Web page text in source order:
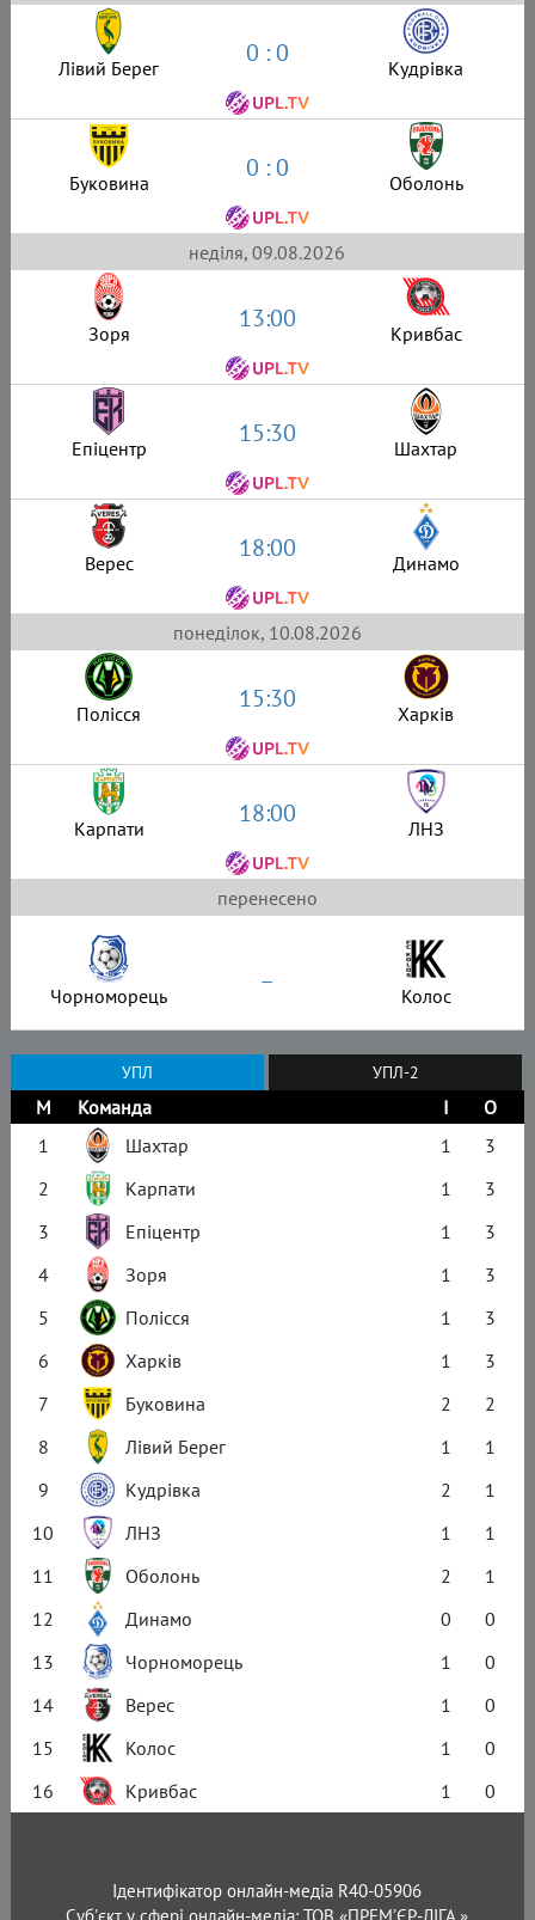
Лівий Берег 0 : 0 Кудрівка
Буковина 0 : 0 Оболонь
неділя, 09.08.2026
Зоря 13:00 Кривбас
Епіцентр 15:30 Шахтар
Верес 18:00 Динамо
понеділок, 10.08.2026
Полісся 15:30 Харків
Карпати 18:00 ЛНЗ
перенесено
Чорноморець – Колос
УПЛ УПЛ-2
М Команда І
О
1
Шахтар 1
3
2
Карпати 1
3
3
Епіцентр 1
3
4
Зоря 1
3
5
Полісся 1
3
6
Харків 1
3
7
Буковина 2
2
8
Лівий Берег 1
1
9
Кудрівка 2
1
10
ЛНЗ 1
1
11
Оболонь 2
1
12
Динамо 0
0
13
Чорноморець 1
0
14
Верес 1
0
15
Колос 1
0
16
Кривбас 1 0
Ідентифікатор онлайн-медіа R40-05906
Суб'єкт у сфері онлайн-медіа: ТОВ «ПРЕМ’ЄР-ЛІГА.»